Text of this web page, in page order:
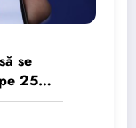
se
25